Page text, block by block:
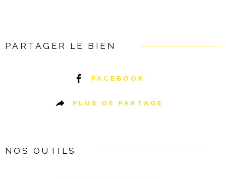
PARTAGER LE BIEN
FACEBOOK
PLUS DE PARTAGE
NOS OUTILS